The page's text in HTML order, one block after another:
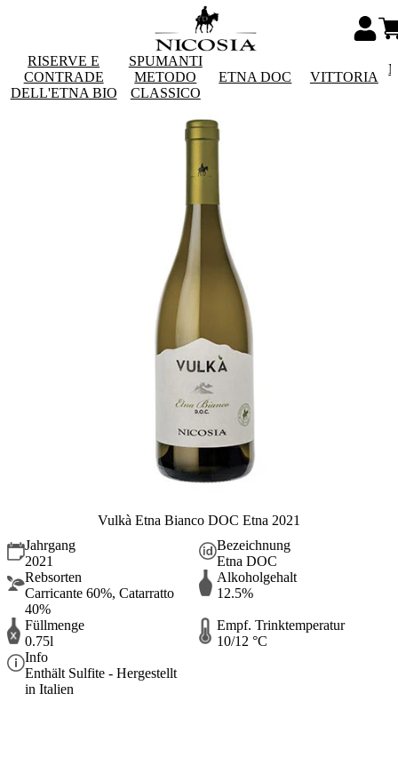
RISERVE E
CONTRADE
DELL'ETNA BIO
SPUMANTI
METODO
CLASSICO
ETNA DOC VITTORIA
Vulkà Etna Bianco DOC Etna 2021
Jahrgang
2021
Bezeichnung
Etna DOC
Rebsorten
Carricante 60%, Catarratto
40%
Alkoholgehalt
12.5%
Füllmenge
0.75l
Empf. Trinktemperatur
10/12 °C
Info
Enthält Sulfite - Hergestellt
in Italien